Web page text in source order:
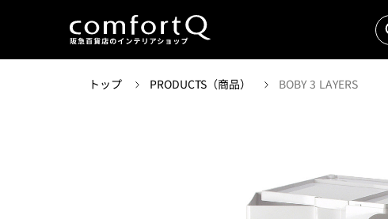
トップ PRODUCTS（商品） BOBY 3 LAYERS